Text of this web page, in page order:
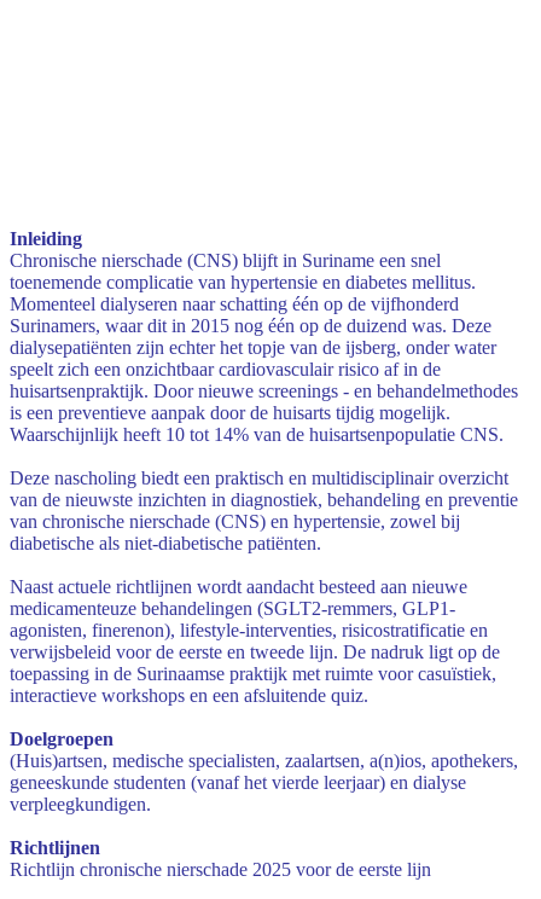
Inleiding
Chronische nierschade (CNS) blijft in Suriname een snel
toenemende complicatie van hypertensie en diabetes mellitus.
Momenteel dialyseren naar schatting één op de vijfhonderd
Surinamers, waar dit in 2015 nog één op de duizend was. Deze
dialysepatiënten zijn echter het topje van de ijsberg, onder water
speelt zich een onzichtbaar cardiovasculair risico af in de
huisartsenpraktijk. Door nieuwe screenings - en behandelmethodes
is een preventieve aanpak door de huisarts tijdig mogelijk.
Waarschijnlijk heeft 10 tot 14% van de huisartsenpopulatie CNS.
Deze nascholing biedt een praktisch en multidisciplinair overzicht
van de nieuwste inzichten in diagnostiek, behandeling en preventie
van chronische nierschade (CNS) en hypertensie, zowel bij
diabetische als niet-diabetische patiënten.
Naast actuele richtlijnen wordt aandacht besteed aan nieuwe
medicamenteuze behandelingen (SGLT2-remmers, GLP1-
agonisten, finerenon), lifestyle-interventies, risicostratificatie en
verwijsbeleid voor de eerste en tweede lijn. De nadruk ligt op de
toepassing in de Surinaamse praktijk met ruimte voor casuïstiek,
interactieve workshops en een afsluitende quiz.
Doelgroepen
(Huis)artsen, medische specialisten, zaalartsen, a(n)ios, apothekers,
geneeskunde studenten (vanaf het vierde leerjaar) en dialyse
verpleegkundigen.
Richtlijnen
Richtlijn chronische nierschade 2025 voor de eerste lijn